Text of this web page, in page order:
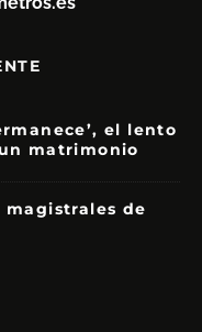
el lento
matrimonio
magistrales de